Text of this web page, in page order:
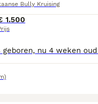
Bully Kruising
1.500